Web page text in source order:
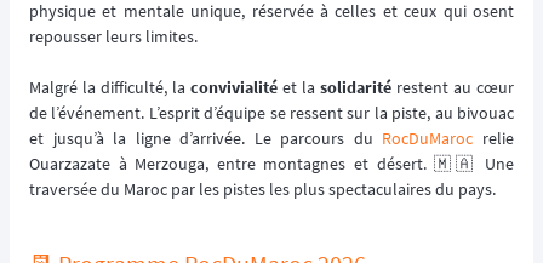
physique et mentale unique, réservée à celles et ceux qui osent
repousser leurs limites.
Malgré la difficulté, la convivialité et la solidarité restent au cœur
de l’événement. L’esprit d’équipe se ressent sur la piste, au bivouac
et jusqu’à la ligne d’arrivée. Le parcours du RocDuMaroc relie
Ouarzazate à Merzouga, entre montagnes et désert. 🇲🇦 Une
traversée du Maroc par les pistes les plus spectaculaires du pays.